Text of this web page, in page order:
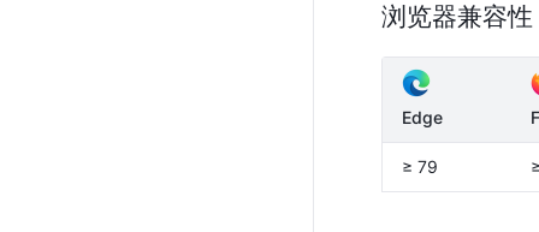
浏览器兼容性
Edge
≥ 79